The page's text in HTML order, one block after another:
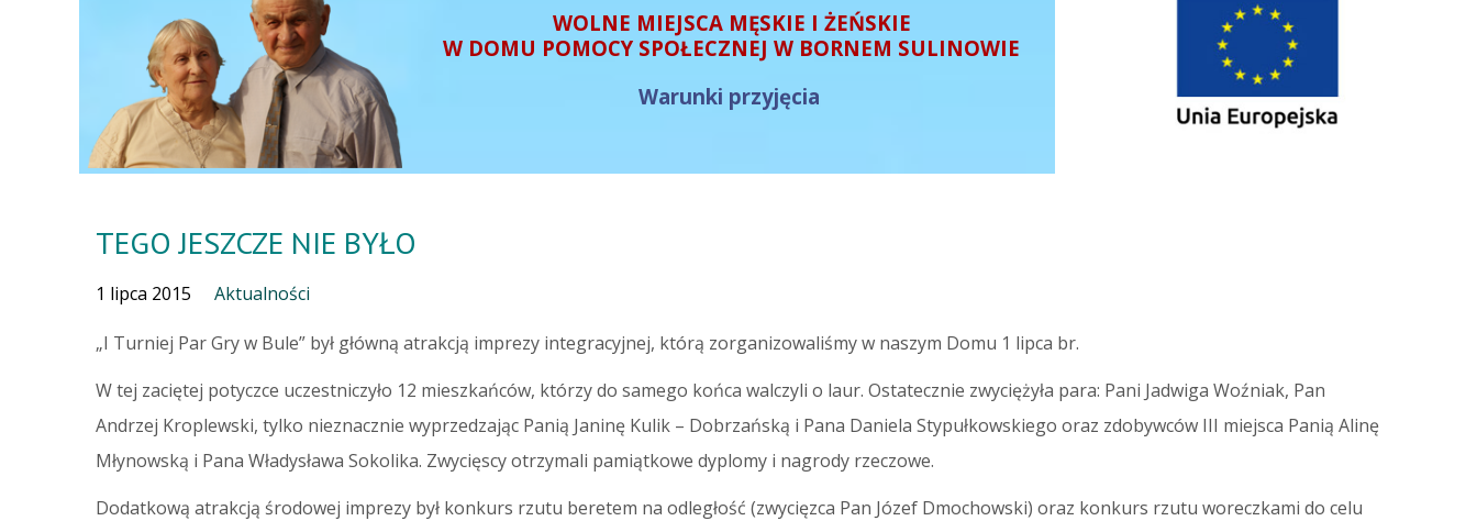
WOLNE MIEJSCA MĘSKIE I ŻEŃSKIE
W DOMU POMOCY SPOŁECZNEJ W BORNEM SULINOWIE
Warunki przyjęcia
TEGO JESZCZE NIE BYŁO
1 lipca 2015 Aktualności
„I Turniej Par Gry w Bule” był główną atrakcją imprezy integracyjnej, którą zorganizowaliśmy w naszym Domu 1 lipca br.
W tej zaciętej potyczce uczestniczyło 12 mieszkańców, którzy do samego końca walczyli o laur. Ostatecznie zwyciężyła para: Pani Jadwiga Woźniak, Pan
Andrzej Kroplewski, tylko nieznacznie wyprzedzając Panią Janinę Kulik – Dobrzańską i Pana Daniela Stypułkowskiego oraz zdobywców III miejsca Panią Alinę
Młynowską i Pana Władysława Sokolika. Zwycięscy otrzymali pamiątkowe dyplomy i nagrody rzeczowe.
Dodatkową atrakcją środowej imprezy był konkurs rzutu beretem na odległość (zwycięzca Pan Józef Dmochowski) oraz konkurs rzutu woreczkami do celu